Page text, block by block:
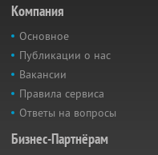
Компания
Основное
Публикации о нас
Вакансии
Правила сервиса
Ответы на вопросы
Бизнес-Партнёрам